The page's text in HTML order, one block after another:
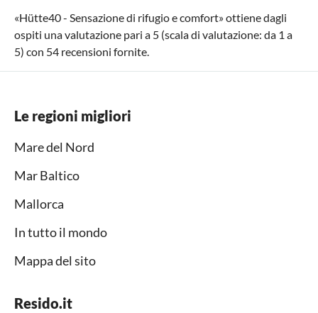
«Hütte40 - Sensazione di rifugio e comfort» ottiene dagli
ospiti una valutazione pari a 5 (scala di valutazione: da 1 a
5) con 54 recensioni fornite.
Le regioni migliori
Mare del Nord
Mar Baltico
Mallorca
In tutto il mondo
Mappa del sito
Resido.it